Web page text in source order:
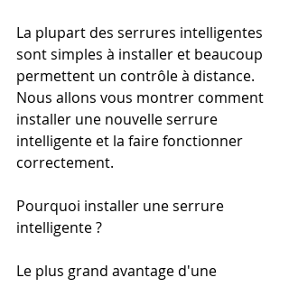
La plupart des serrures intelligentes
sont simples à installer et beaucoup
permettent un contrôle à distance.
Nous allons vous montrer comment
installer une nouvelle serrure
intelligente et la faire fonctionner
correctement.
Pourquoi installer une serrure
intelligente ?
Le plus grand avantage d'une